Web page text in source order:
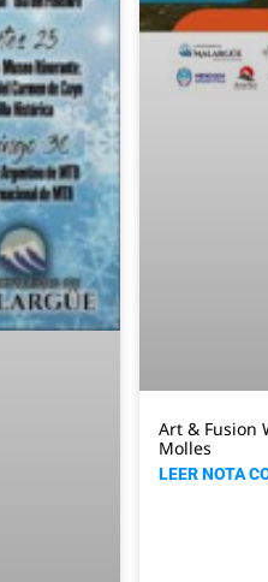
Art & Fusion
Molles
LEER NOTA